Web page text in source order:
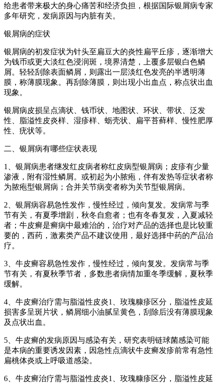
给患者带来极大的身心痛苦和经济负担，根据国际银屑病专家
多年研究，发病原因与内脏有关。
银屑病的症状
银屑病的初发症状为针头至扁豆大的炎性扁平丘疹，逐渐增大
为钱币或更大淡红色浸润斑，境界清楚，上覆多层银白色鳞
屑。轻轻刮除表面鳞屑，则露出一层淡红色发亮的半透明薄
膜，称薄膜现象。再刮除薄膜，则出现小出血点，称点状出血
现象。
银屑病皮损呈点滴状、钱币状、地图状、环状、带状、泛发
性、脂溢性皮炎样、湿疹样、蛎壳状、扁平苔藓样、慢性肥厚
性、疣状等。
二、银屑病有哪些症状表现
1、银屑病患者继发红皮病者称红皮病型银屑病；皮疹有少量
渗液，附有湿性鳞屑。或初起为小脓疱，伴有发热等症状者称
为脓疱型银屑病；合并关节病变者称为关节型银屑病。
2、银屑病容易急性发作，慢性经过，倾向复发。发病常与季
节有关，有夏季增剧，秋冬自愈者；也有冬春复发，入夏减轻
者；牛皮癣是癣病中最难治的，治疗对产品的选择也是比较重
要的，西药，激素类产品不建议使用，最好选择中药的产品治
疗。
3、牛皮癣容易急性发作，慢性经过，倾向复发。发病常与季
节有关，有夏秋季节者，多数患者病情加重冬季缓解，夏秋季
缓解。
4、牛皮癣治疗需与脂溢性皮炎1、玫瑰糠疹区分，脂溢性皮延
损害多呈斑片状，鳞屑细小油腻呈黄色，刮除后没有薄膜现象
及点状出血。
5、牛皮癣的发病原因与感染有关，研究表明链球菌感染可能
是本病的重要诱发因素，因急性点滴状牛皮癣发疹前常有急性
扁桃体炎或上呼吸道感染。
6、牛皮癣治疗需与脂溢性皮炎1、玫瑰糠疹区分，脂溢性皮延